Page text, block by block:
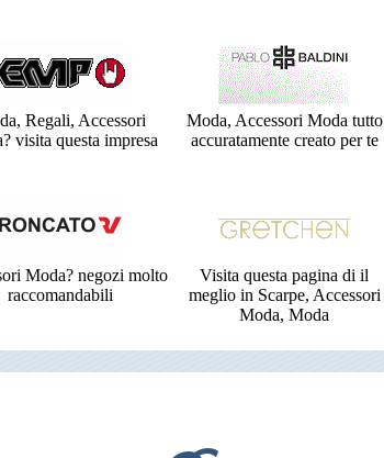
Regali, Accessori
visita questa impresa
Moda, Accessori Moda tutto
accuratamente creato per te
Moda? negozi molto
raccomandabili
Visita questa pagina di il
meglio in Scarpe, Accessori
Moda, Moda